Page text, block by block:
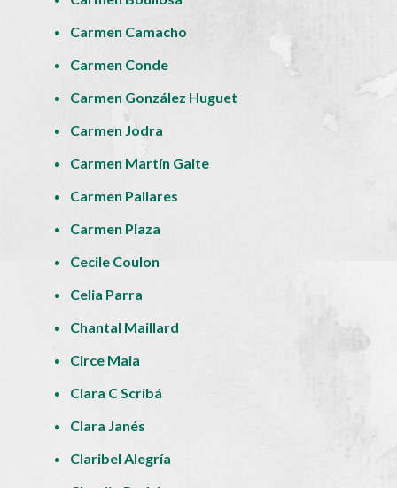
Carmen Camacho
Carmen Conde
Carmen González Huguet
Carmen Jodra
Carmen Martín Gaite
Carmen Pallares
Carmen Plaza
Cecile Coulon
Celia Parra
Chantal Maillard
Circe Maia
Clara C Scribá
Clara Janés
Claribel Alegría